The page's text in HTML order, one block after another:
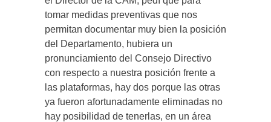
tomar medidas preventivas que nos
permitan documentar muy bien la posición
del Departamento, hubiera un
pronunciamiento del Consejo Directivo
con respecto a nuestra posición frente a
las plataformas, hay dos porque las otras
ya fueron afortunadamente eliminadas no
hay posibilidad de tenerlas, en un área